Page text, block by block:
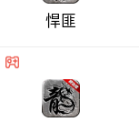
悍匪